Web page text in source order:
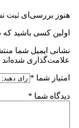
هنوز بررسی‌ای ثبت
اولین کسی باشید که
نشانی ایمیل شما
علامت‌گذاری شده‌اند
امتیاز شما *
دیدگاه شما *